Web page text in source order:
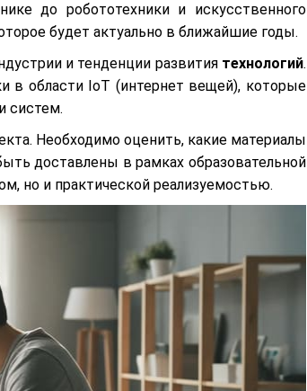
до робототехники и искусственного
будет актуально в ближайшие годы.
и тенденции развития технологий.
в области IoT (интернет вещей), которые
систем.
Необходимо оценить, какие материалы
доставлены в рамках образовательной
но и практической реализуемостью.